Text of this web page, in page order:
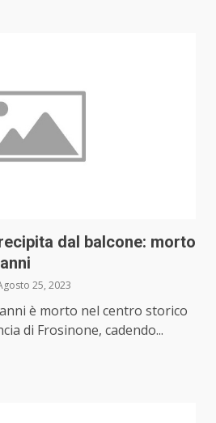
dal balcone: morto
25, 2023
è morto nel centro storico
di Frosinone, cadendo...